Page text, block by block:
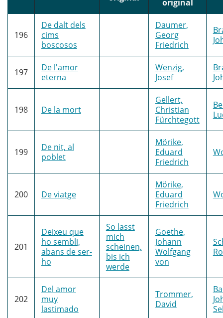
original
196
De dalt dels
cims
boscosos
Daumer,
Georg
Friedrich
197
De l'amor
eterna
Wenzig,
Josef
198 De la mort
Gellert,
Christian
Fürchtegott
199
De nit, al
poblet
Mörike,
Eduard
Friedrich
200 De viatge
Mörike,
Eduard
Friedrich
201
Deixeu que
ho sembli,
abans de ser-
ho
So lasst
mich
scheinen,
bis ich
werde
Goethe,
Johann
Wolfgang
von
202
Del amor
muy
lastimado
Trommer,
David